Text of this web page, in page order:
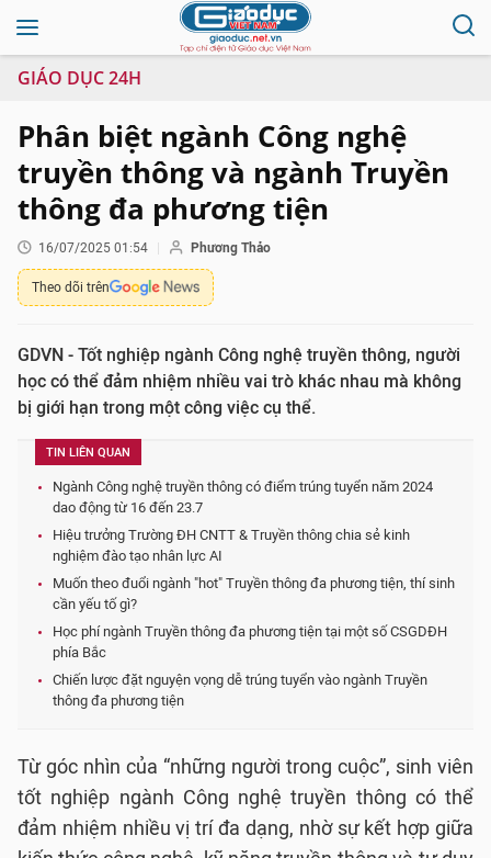
GIÁO DỤC 24H
Phân biệt ngành Công nghệ
truyền thông và ngành Truyền
thông đa phương tiện
16/07/2025 01:54 Phương Thảo
Theo dõi trên
GDVN - Tốt nghiệp ngành Công nghệ truyền thông, người
học có thể đảm nhiệm nhiều vai trò khác nhau mà không
bị giới hạn trong một công việc cụ thể.
TIN LIÊN QUAN
Ngành Công nghệ truyền thông có điểm trúng tuyển năm 2024
dao động từ 16 đến 23.7
Hiệu trưởng Trường ĐH CNTT & Truyền thông chia sẻ kinh
nghiệm đào tạo nhân lực AI
Muốn theo đuổi ngành "hot" Truyền thông đa phương tiện, thí sinh
cần yếu tố gì?
Học phí ngành Truyền thông đa phương tiện tại một số CSGDĐH
phía Bắc
Chiến lược đặt nguyện vọng dễ trúng tuyển vào ngành Truyền
thông đa phương tiện
Từ góc nhìn của “những người trong cuộc”, sinh viên
tốt nghiệp ngành Công nghệ truyền thông có thể
đảm nhiệm nhiều vị trí đa dạng, nhờ sự kết hợp giữa